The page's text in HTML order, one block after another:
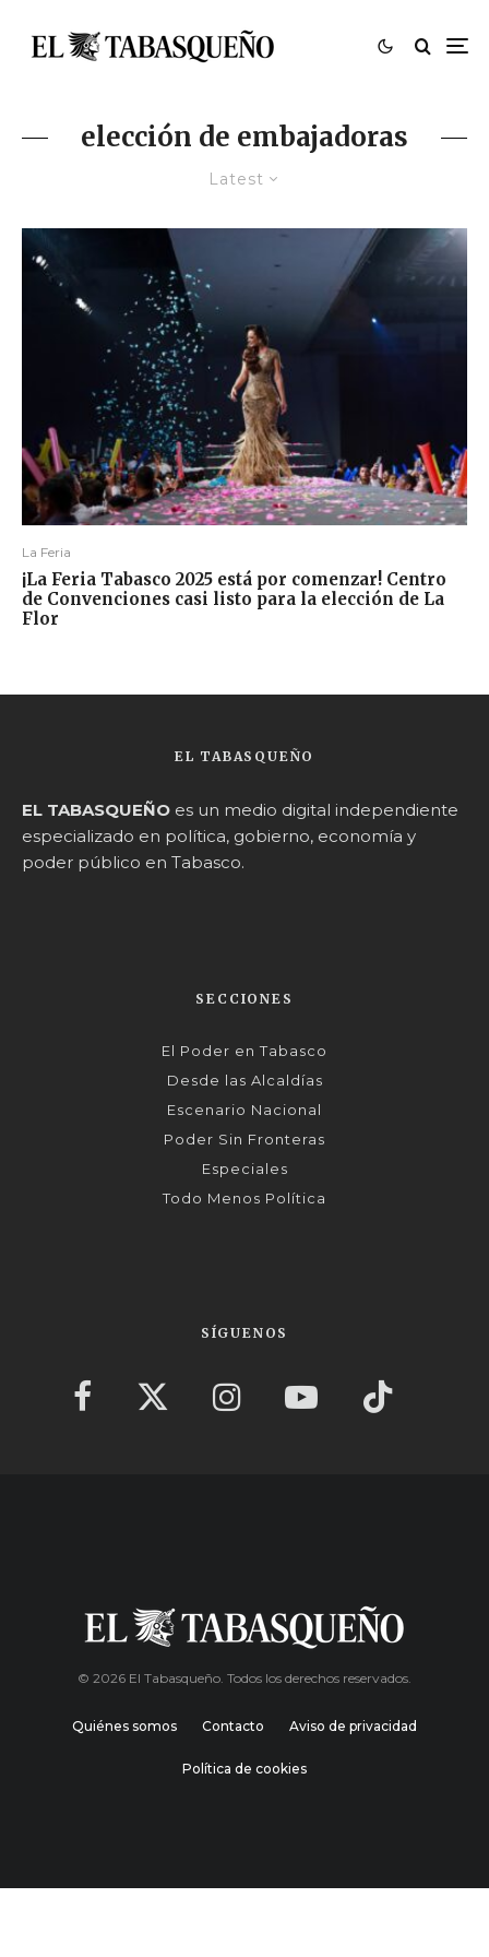
elección de embajadoras
Latest
La Feria
¡La Feria Tabasco 2025 está por comenzar! Centro
de Convenciones casi listo para la elección de La
Flor
EL TABASQUEÑO
EL TABASQUEÑO es un medio digital independiente
especializado en política, gobierno, economía y
poder público en Tabasco.
SECCIONES
El Poder en Tabasco
Desde las Alcaldías
Escenario Nacional
Poder Sin Fronteras
Especiales
Todo Menos Política
SÍGUENOS
© 2026 El Tabasqueño. Todos los derechos reservados.
Quiénes somos Contacto Aviso de privacidad
Política de cookies